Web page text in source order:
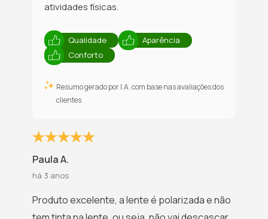
atividades físicas.
Qualidade
Aparência
Conforto
Resumo gerado por I.A. com base nas avaliações dos
clientes
Paula A.
há 3 anos
Produto excelente, a lente é polarizada e não